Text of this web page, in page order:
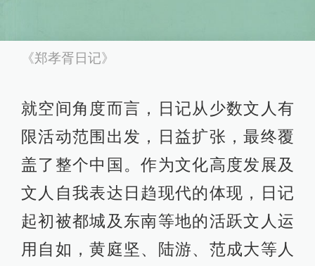
《郑孝胥日记》
就空间角度而言，日记从少数文人有
限活动范围出发，日益扩张，最终覆
盖了整个中国。作为文化高度发展及
文人自我表达日趋现代的体现，日记
起初被都城及东南等地的活跃文人运
用自如，黄庭坚、陆游、范成大等人